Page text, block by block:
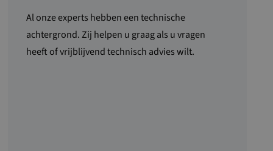
Al onze experts hebben een technische
achtergrond. Zij helpen u graag als u vragen
heeft of vrijblijvend technisch advies wilt.